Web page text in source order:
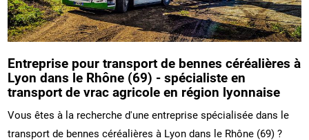
Entreprise pour transport de bennes céréalières à
Lyon dans le Rhône (69) - spécialiste en
transport de vrac agricole en région lyonnaise
Vous êtes à la recherche d'une entreprise spécialisée dans le
transport de bennes céréalières à Lyon dans le Rhône (69) ?